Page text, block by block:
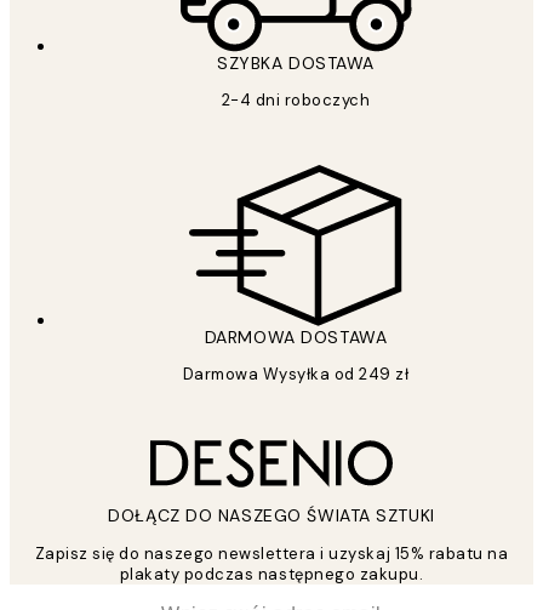
SZYBKA DOSTAWA
2-4 dni roboczych
DARMOWA DOSTAWA
Darmowa Wysyłka od 249 zł
DOŁĄCZ DO NASZEGO ŚWIATA SZTUKI
Zapisz się do naszego newslettera i uzyskaj 15% rabatu na
plakaty podczas następnego zakupu.